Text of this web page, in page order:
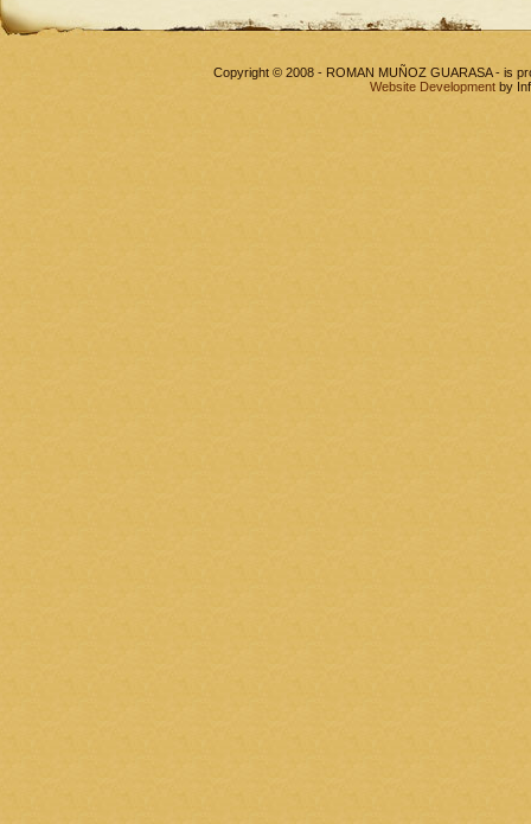
Copyright © 2008 - ROMAN MUÑOZ GUARASA - is
Website Development by